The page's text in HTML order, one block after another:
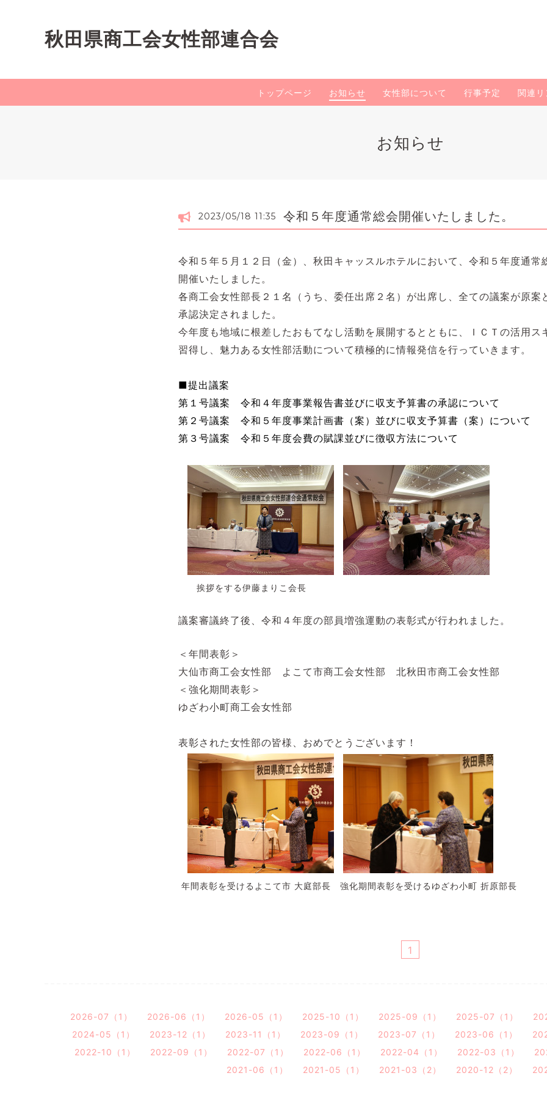
秋田県商工会女性部連合会
トップページ お知らせ 女性部について 行事予定 関連リ
お知らせ
2023/05/18 11:35 令和５年度通常総会開催いたしました。
令和５年５月１２日（金）、秋田キャッスルホテルにおいて、 令和５年度通常
開催いたしました。
各商工会女性部長２１名（うち、委任出席２名）が出席し、 全ての議案が原案
承認決定されました。
今年度も地域に根差したおもてなし活動を展開するとともに、
ＩＣＴの活用ス
習得し、 魅力ある女性部活動について積極的に情報発信を行っていきます。
■提出議案
第１号議案 令和４年度事業報告書並びに収支予算書の承認について
第２号議案 令和５年度事業計画書（案）並びに収支予算書（案）について
第３号議案 令和５年度会費の賦課並びに徴収方法について
挨拶をする伊藤まりこ会長
議案審議終了後、令和４年度の部員増強運動の表彰式が行われました。
＜年間表彰＞
大仙市商工会女性部 よこて市商工会女性部 北秋田市商工会女性部
＜強化期間表彰＞
ゆざわ小町商工会女性部
表彰された女性部の皆様、おめでとうございます！
年間表彰を受けるよこて市 大庭部長 強化期間表彰を受けるゆざわ小町 折原部長
1
2026-07（1） 2026-06（1） 2026-05（1） 2025-10（1） 2025-09（1） 2025-07（1）
2024-05（1）
2023-12（1） 2023-11（1） 2023-09（1） 2023-07（1） 2023-06（1）
2022-10（1）
2022-09（1） 2022-07（1） 2022-06（1） 2022-04（1） 2022-03（1）
2021-06（1）
2021-05（1） 2021-03（2） 2020-12（2）